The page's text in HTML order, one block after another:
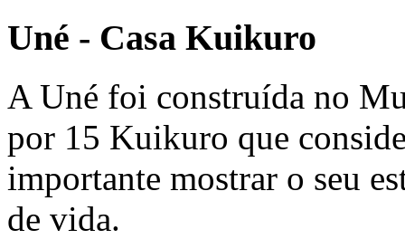
Uné - Casa Kuikuro
A Uné foi construída no
por 15 Kuikuro que
importante mostrar o seu
de vida.